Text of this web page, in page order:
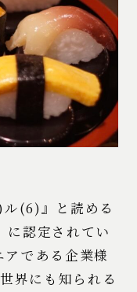
(6)』と読める
に認定されてい
アである企業様
界にも知られる